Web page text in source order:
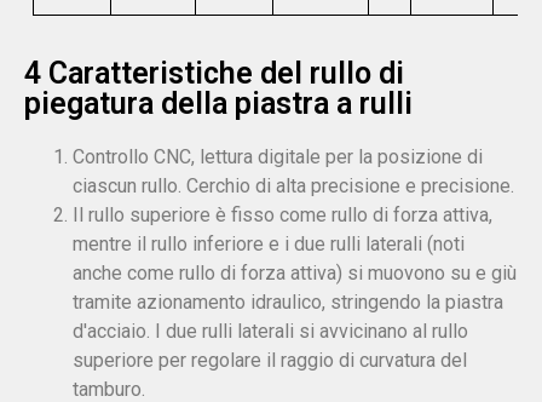
4 Caratteristiche del rullo di
piegatura della piastra a rulli
Controllo CNC, lettura digitale per la posizione di
ciascun rullo. Cerchio di alta precisione e precisione.
Il rullo superiore è fisso come rullo di forza attiva,
mentre il rullo inferiore e i due rulli laterali (noti
anche come rullo di forza attiva) si muovono su e giù
tramite azionamento idraulico, stringendo la piastra
d'acciaio. I due rulli laterali si avvicinano al rullo
superiore per regolare il raggio di curvatura del
tamburo.